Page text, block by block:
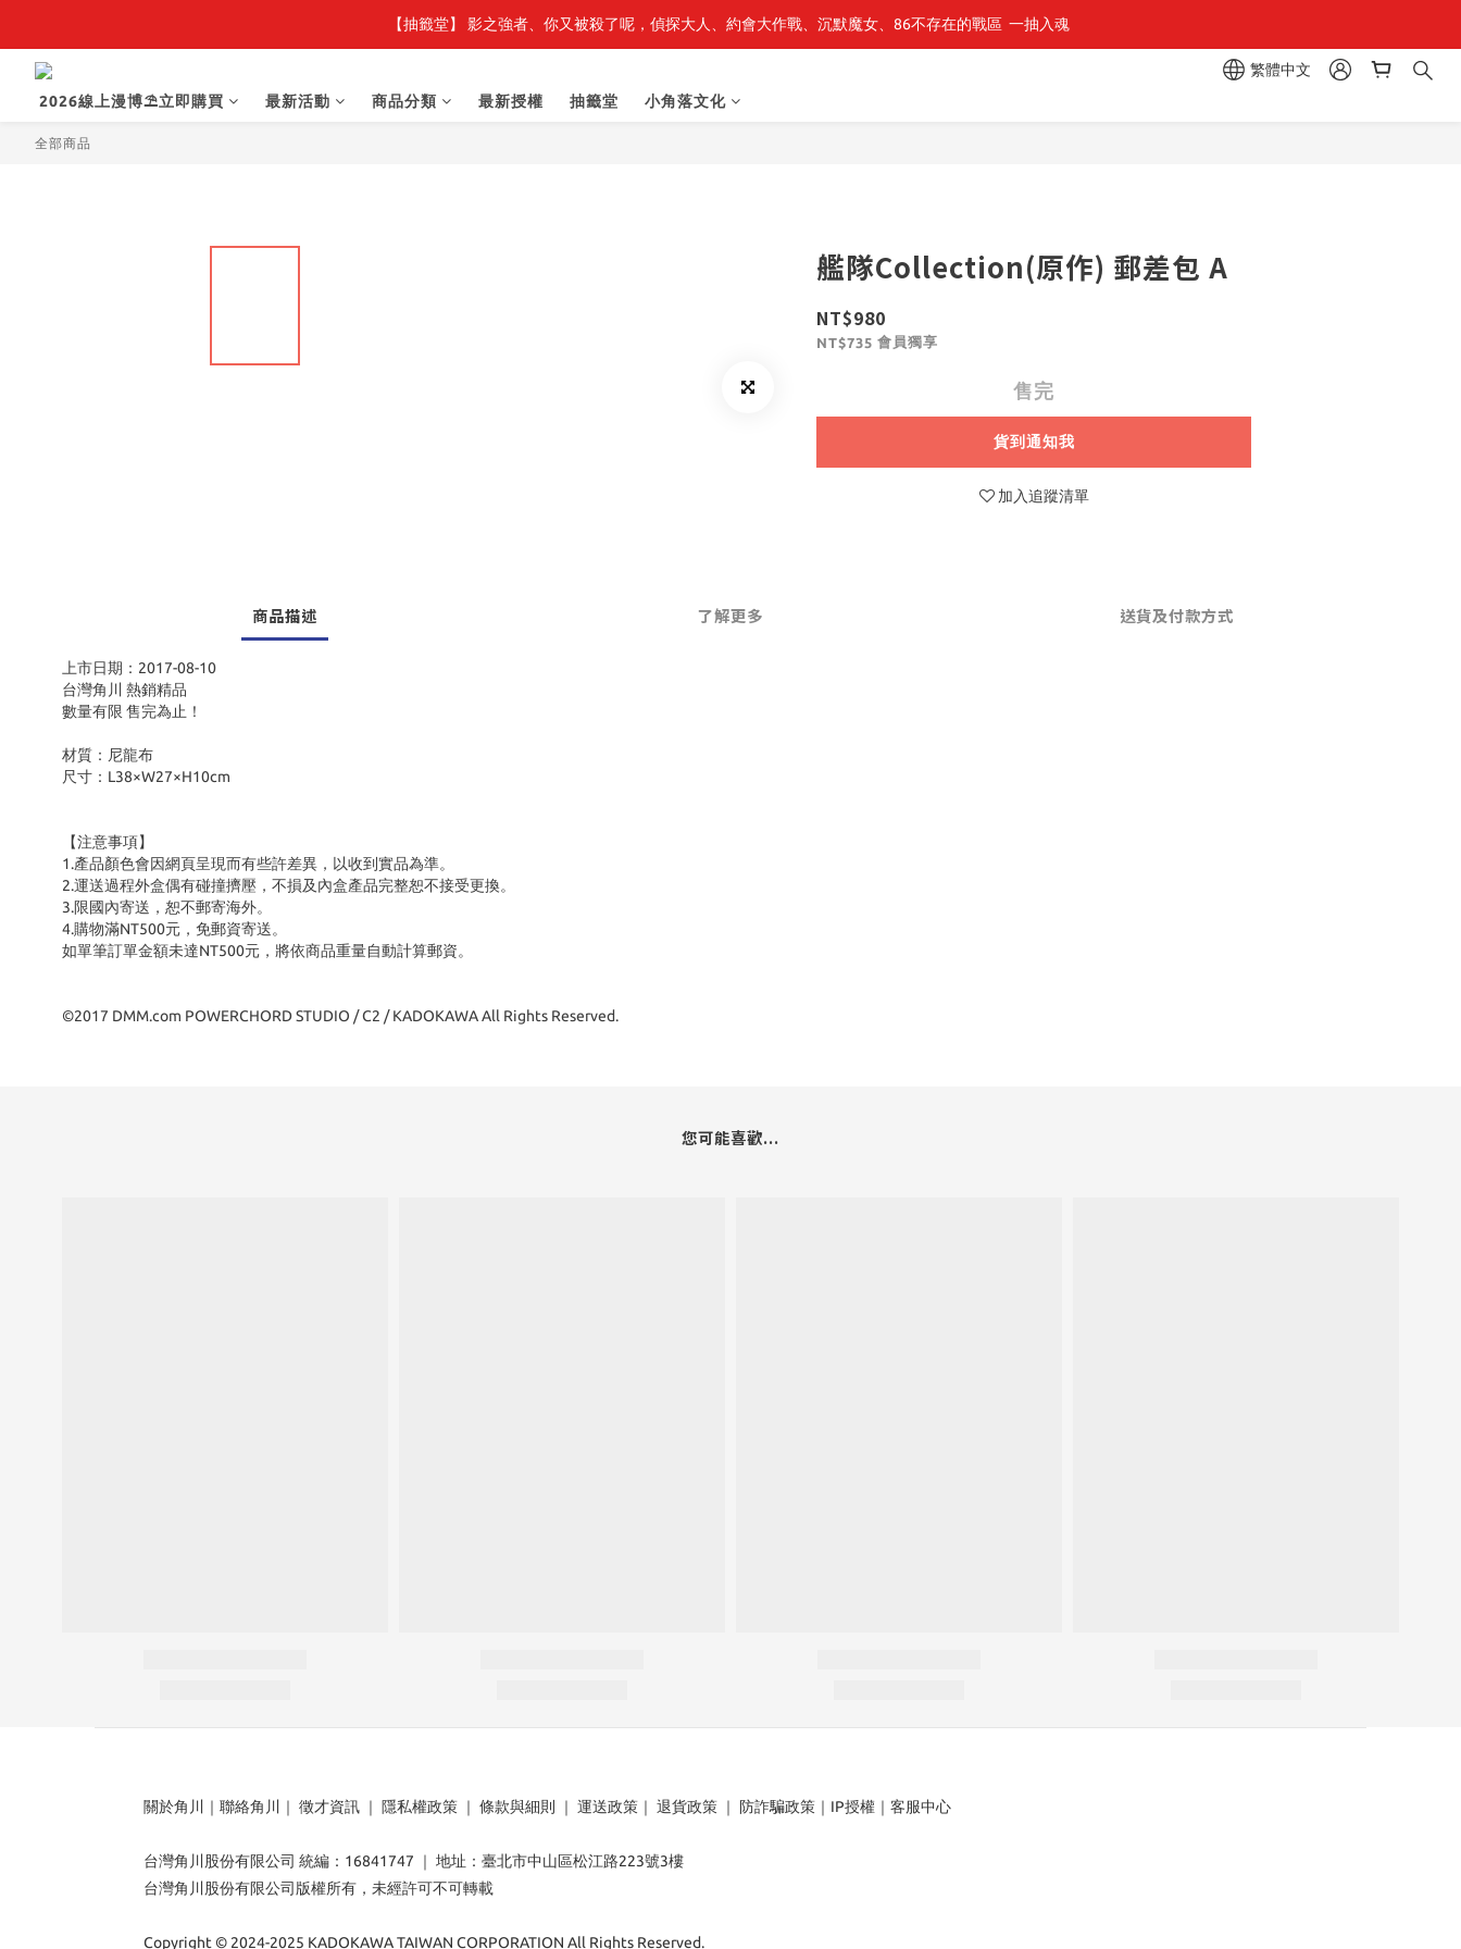
【轉生史萊姆】系列書展🌟系列小說 79 折，滿$389送「完節紀念明信片組」
【抽籤堂】 影之強者、你又被殺了呢，偵探大人、約會大作戰、沉默魔女、86不存在的戰區  一抽入魂
繁體中文
2026線上漫博⛱️立即購買
最新活動 商品分類 最新授權 抽籤堂 小角落文化
全部商品
艦隊Collection(原作) 郵差包 A
NT$980
NT$735 會員獨享
售完
貨到通知我
加入追蹤清單
商品描述 了解更多 送貨及付款方式
上市日期：2017-08-10
台灣角川 熱銷精品
數量有限 售完為止！
材質：尼龍布
尺寸：L38×W27×H10cm
【注意事項】
1.產品顏色會因網頁呈現而有些許差異，以收到實品為準。
2.運送過程外盒偶有碰撞擠壓，不損及內盒產品完整恕不接受更換。
3.限國內寄送，恕不郵寄海外。
4.購物滿NT500元，免郵資寄送。
如單筆訂單金額未達NT500元，將依商品重量自動計算郵資。
©2017 DMM.com POWERCHORD STUDIO / C2 / KADOKAWA All Rights Reserved.
您可能喜歡...
關於角川 ｜ 聯絡角川 ｜ 徵才資訊 ｜ 隱私權政策 ｜ 條款與細則 ｜ 運送政策 ｜ 退貨政策 ｜ 防詐騙政策 ｜ IP授權 ｜ 客服中心
台灣角川股份有限公司 統編：16841747 ｜ 地址：臺北市中山區松江路223號3樓
台灣角川股份有限公司版權所有，未經許可不可轉載
Copyright © 2024-2025 KADOKAWA TAIWAN CORPORATION All Rights Reserved.